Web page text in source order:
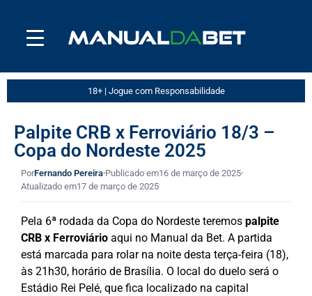
18+ | Jogue com Responsabilidade
Palpite CRB x Ferroviário 18/3 –
Copa do Nordeste 2025
PorFernando Pereira·Publicado em16 de março de 2025·
Atualizado em17 de março de 2025
Pela 6ª rodada da Copa do Nordeste teremos palpite
CRB x Ferroviário aqui no Manual da Bet. A partida
está marcada para rolar na noite desta terça-feira (18),
às 21h30, horário de Brasília. O local do duelo será o
Estádio Rei Pelé, que fica localizado na capital